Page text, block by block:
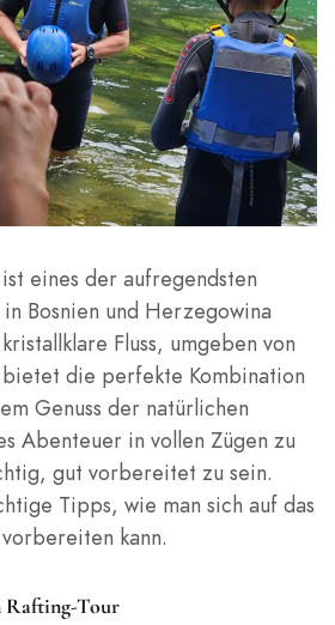
eines der aufregendsten
Bosnien und Herzegowina
Fluss, umgeben von
die perfekte Kombination
Genuss der natürlichen
Abenteuer in vollen Zügen zu
gut vorbereitet zu sein.
Tipps, wie man sich auf das
kann.
Rafting-Tour